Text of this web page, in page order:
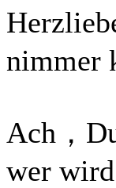
nimmer
Ach，
wer